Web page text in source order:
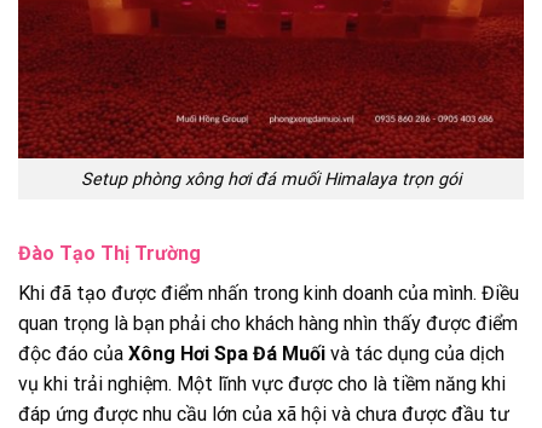
Setup phòng xông hơi đá muối Himalaya trọn gói
Đào Tạo Thị Trường
Khi đã tạo được điểm nhấn trong kinh doanh của mình. Điều
quan trọng là bạn phải cho khách hàng nhìn thấy được điểm
độc đáo của Xông Hơi Spa Đá Muối và tác dụng của dịch
vụ khi trải nghiệm. Một lĩnh vực được cho là tiềm năng khi
đáp ứng được nhu cầu lớn của xã hội và chưa được đầu tư